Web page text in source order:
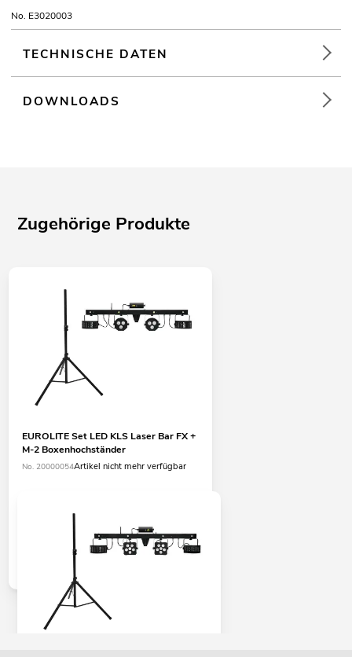
No. E3020003
TECHNISCHE DATEN
DOWNLOADS
Zugehörige Produkte
EUROLITE Set LED KLS Laser Bar FX +
M-2 Boxenhochständer
No. 20000054Artikel nicht mehr verfügbar